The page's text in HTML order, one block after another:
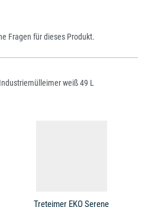
Fragen für dieses Produkt.
weiß 49 L
Treteimer EKO Serene